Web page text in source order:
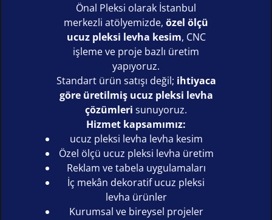
Önal Pleksi olarak İstanbul
merkezli atölyemizde, özel ölçü
ucuz pleksi levha kesim, CNC
işleme ve proje bazlı üretim
yapıyoruz.
Standart ürün satışı değil; ihtiyaca
göre üretilmiş ucuz pleksi levha
çözümleri sunuyoruz.
Hizmet kapsamımız:
ucuz pleksi levha levha kesim
Özel ölçü ucuz pleksi levha üretim
Reklam ve tabela uygulamaları
İç mekân dekoratif ucuz pleksi
levha ürünler
Kurumsal ve bireysel projeler